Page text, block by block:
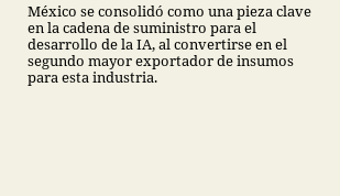
México se consolidó como una pieza clave
en la cadena de suministro para el
desarrollo de la IA, al convertirse en el
segundo mayor exportador de insumos
para esta industria.